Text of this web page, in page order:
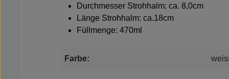
Durchmesser Strohhalm: ca. 8,0cm
Länge Strohhalm: ca.18cm
Füllmenge: 470ml
Farbe: